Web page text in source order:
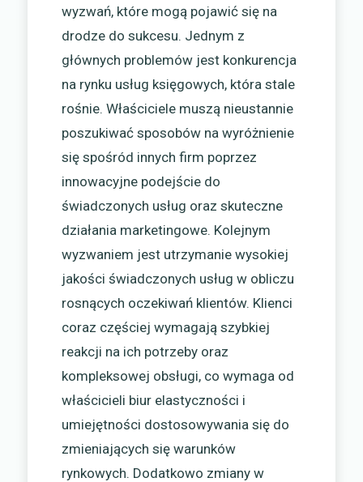
wyzwań, które mogą pojawić się na
drodze do sukcesu. Jednym z
głównych problemów jest konkurencja
na rynku usług księgowych, która stale
rośnie. Właściciele muszą nieustannie
poszukiwać sposobów na wyróżnienie
się spośród innych firm poprzez
innowacyjne podejście do
świadczonych usług oraz skuteczne
działania marketingowe. Kolejnym
wyzwaniem jest utrzymanie wysokiej
jakości świadczonych usług w obliczu
rosnących oczekiwań klientów. Klienci
coraz częściej wymagają szybkiej
reakcji na ich potrzeby oraz
kompleksowej obsługi, co wymaga od
właścicieli biur elastyczności i
umiejętności dostosowywania się do
zmieniających się warunków
rynkowych. Dodatkowo zmiany w